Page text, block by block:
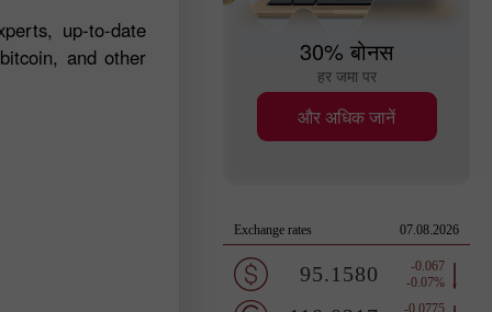
up-to-date
and other
30% बोनस
हर जमा पर
और अधिक जानें